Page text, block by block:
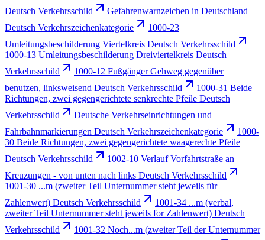
Deutsch Verkehrsschild
Gefahrenwarnzeichen in Deutschland
Deutsch Verkehrszeichenkategorie
1000-23
Umleitungsbeschilderung Viertelkreis Deutsch Verkehrsschild
1000-13 Umleitungsbeschilderung Dreiviertelkreis Deutsch
Verkehrsschild
1000-12 Fußgänger Gehweg gegenüber
benutzen, linksweisend Deutsch Verkehrsschild
1000-31 Beide
Richtungen, zwei gegengerichtete senkrechte Pfeile Deutsch
Verkehrsschild
Deutsche Verkehrseinrichtungen und
Fahrbahnmarkierungen Deutsch Verkehrszeichenkategorie
1000-
30 Beide Richtungen, zwei gegengerichtete waagerechte Pfeile
Deutsch Verkehrsschild
1002-10 Verlauf Vorfahrtstraße an
Kreuzungen - von unten nach links Deutsch Verkehrsschild
1001-30 ...m (zweiter Teil Unternummer steht jeweils für
Zahlenwert) Deutsch Verkehrsschild
1001-34 ...m (verbal,
zweiter Teil Unternummer steht jeweils for Zahlenwert) Deutsch
Verkehrsschild
1001-32 Noch...m (zweiter Teil der Unternummer